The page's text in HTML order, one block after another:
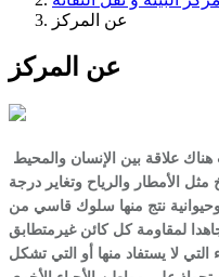
عن المركز
عن المركز
علاقة بين الإنسان والمحيط
مثل الأمطار والرياح وتغاير درجة
وحيوانية نتج منها سلوك قاسي من
لمقاومة كل كائن غيرمتطابق
لا يستفاد منها أو التي تشكل